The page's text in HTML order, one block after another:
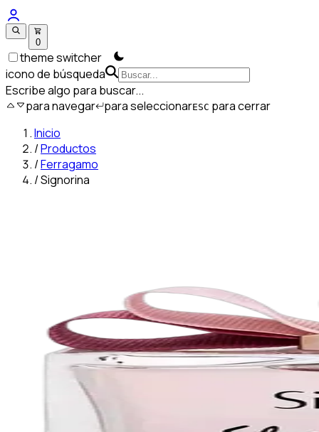
0
theme switcher
icono de búsqueda
Escribe algo para buscar...
para navegar para seleccionarESC para cerrar
Inicio
/Productos
/Ferragamo
/Signorina